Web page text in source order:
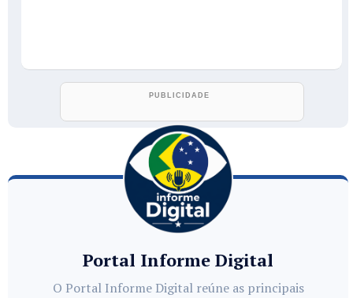
Portal Informe Digital
O Portal Informe Digital reúne as principais